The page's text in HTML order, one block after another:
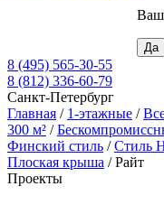
Ваш
8 (495) 565-30-55
8 (812) 336-60-79
Санкт-Петербург
Главная / 1-этажные /
300 м² /
Финский стиль /Стиль
Плоская крыша /Райт
Проекты